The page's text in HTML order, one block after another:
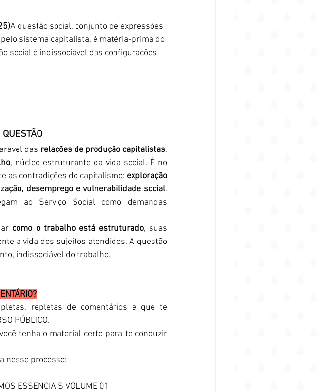
A questão social, conjunto de expressões
sistema capitalista, é matéria-prima do
social é indissociável das configurações
das relações de produção capitalistas,
, núcleo estruturante da vida social. É no
as contradições do capitalismo: exploração
desemprego e vulnerabilidade social.
ao Serviço Social como demandas
como o trabalho está estruturado, suas
a vida dos sujeitos atendidos. A questão
indissociável do trabalho.
repletas de comentários e que te
PÚBLICO.
tenha o material certo para te conduzir
nesse processo:
ESSENCIAIS VOLUME 01